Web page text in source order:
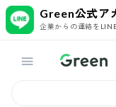
Green公式ア
企業からの連絡を